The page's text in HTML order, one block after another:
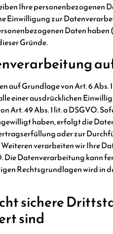
Ihre personenbezogenen
Einwilligung zur
Daten haben
Gründe.
Grundlage von Art. 6 Abs.
einer ausdrücklichen
49 Abs. 1 lit. a DSGVO.
haben, erfolgt die
oder zur
verarbeiten wir Ihre
Die Datenverarbeitung kann
Rechtsgrundlagen wird in
sichere
sind